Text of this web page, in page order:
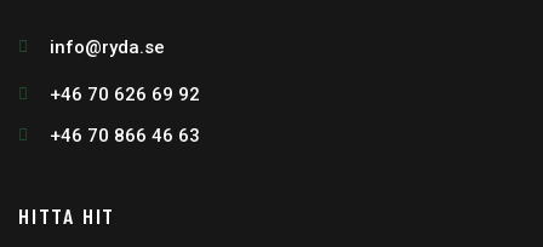
info@ryda.se
+46 70 626 69 92
+46 70 866 46 63
HITTA HIT